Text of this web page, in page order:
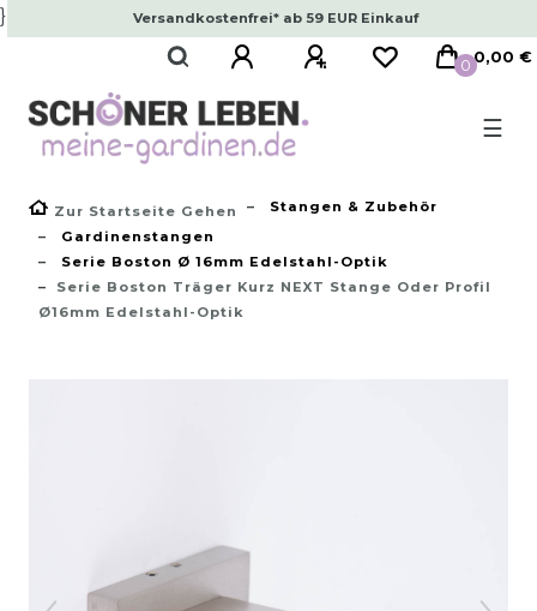
} Versandkostenfrei* ab 59 EUR Einkauf
0 0,00 €
☰
Zur Startseite Gehen
Stangen & Zubehör
Gardinenstangen
Serie Boston Ø 16mm Edelstahl-Optik
Serie Boston Träger Kurz NEXT Stange Oder Profil
Ø16mm Edelstahl-Optik